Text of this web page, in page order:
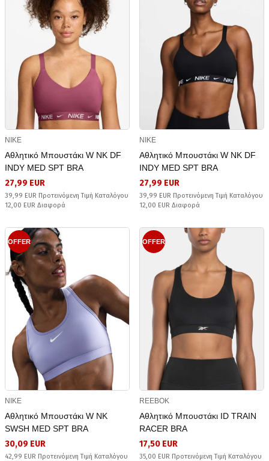
NIKE
Αθλητικό Μπουστάκι W NK DF
INDY MED SPT BRA
27,99 EUR
39,99 EUR Προτεινόμενη Τιμή Καταλόγου
12,00 EUR Διαφορά
NIKE
Αθλητικό Μπουστάκι W NK DF
INDY MED SPT BRA
27,99 EUR
39,99 EUR Προτεινόμενη Τιμή Καταλόγου
12,00 EUR Διαφορά
OFFER
NIKE
Αθλητικό Μπουστάκι W NK
SWSH MED SPT BRA
30,09 EUR
42,99 EUR Προτεινόμενη Τιμή Καταλόγου
OFFER
REEBOK
Αθλητικό Μπουστάκι ID TRAIN
RACER BRA
17,50 EUR
35,00 EUR Προτεινόμενη Τιμή Καταλόγου